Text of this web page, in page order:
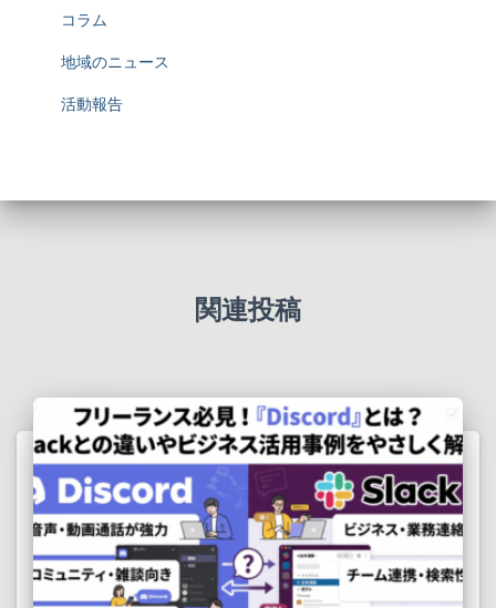
コラム
地域のニュース
活動報告
関連投稿